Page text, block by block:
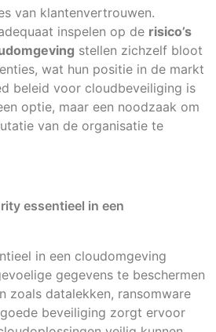
van klantenvertrouwen.
inspelen op de risico’s
stellen zichzelf bloot
wat hun positie in de markt
beleid voor cloudbeveiliging is
optie, maar een noodzaak om
van de organisatie te
essentieel in een
in een cloudomgeving
gegevens te beschermen
zoals datalekken, ransomware
beveiliging zorgt ervoor